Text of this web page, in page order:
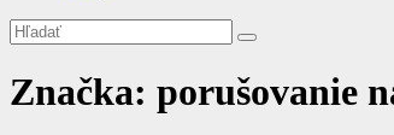
Značka: porušovanie